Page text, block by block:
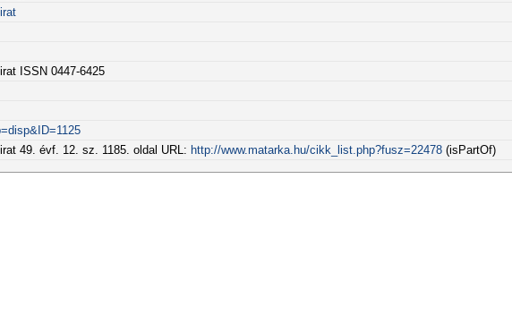
ISSN 0447-6425
49. évf. 12. sz. 1185. oldal URL: http://www.matarka.hu/cikk_list.php?fusz=22478(isPartOf)